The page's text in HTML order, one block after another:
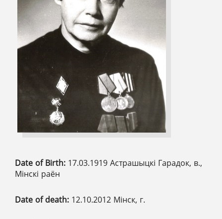
Date of Birth: 17.03.1919 Астрашыцкі Гарадок, в.,
Мінскі раён
Date of death: 12.10.2012 Мінск, г.